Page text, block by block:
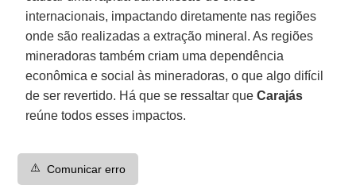
internacionais, impactando diretamente nas regiões
onde são realizadas a extração mineral. As regiões
mineradoras também criam uma dependência
econômica e social às mineradoras, o que algo difícil
de ser revertido. Há que se ressaltar queCarajás
reúne todos esses impactos.
⚠️ Comunicar erro